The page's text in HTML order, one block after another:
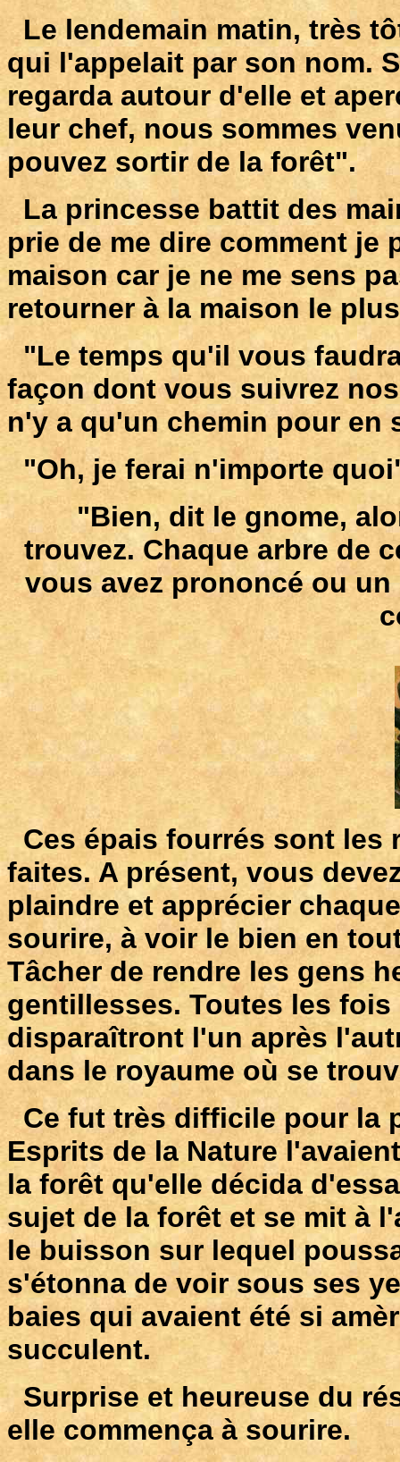
Le lendemain matin, très
qui l'appelait par son nom.
regarda autour d'elle et
leur chef, nous sommes
pouvez sortir de la forêt".
La princesse battit des
prie de me dire comment je
maison car je ne me sens
retourner à la maison le
"Le temps qu'il vous
façon dont vous suivrez
n'y a qu'un chemin pour en
"Oh, je ferai n'importe
"Bien, dit le gnome,
trouvez. Chaque arbre de
vous avez prononcé ou
Ces épais fourrés sont les
faites. A présent, vous
plaindre et apprécier
sourire, à voir le bien en
Tâcher de rendre les gens
gentillesses. Toutes les
disparaîtront l'un après
dans le royaume où se
Ce fut très difficile pour la
Esprits de la Nature
la forêt qu'elle décida
sujet de la forêt et se mit à
le buisson sur lequel
s'étonna de voir sous ses
baies qui avaient été si
succulent.
Surprise et heureuse du
elle commença à sourire.